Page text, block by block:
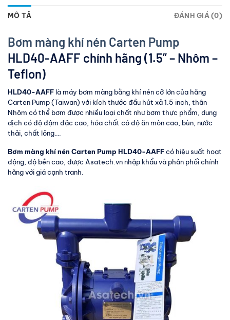
MÔ TẢ ĐÁNH GIÁ (0)
Bơm màng khí nén Carten Pump
HLD40-AAFF chính hãng (1.5” – Nhôm –
Teflon)
HLD40-AAFF là máy bơm màng bằng khí nén cỡ lớn của hãng
Carten Pump (Taiwan) với kích thước đầu hút xả 1.5 inch, thân
Nhôm có thể bơm được nhiều loại chất như bơm thực phẩm, dung
dịch có độ đậm đặc cao, hóa chất có độ ăn mòn cao, bùn, nước
thải, chất lỏng….
Bơm màng khí nén Carten Pump HLD40-AAFFcó hiệu suất hoạt
động, độ bền cao, được Asatech.vn nhập khẩu và phân phối chính
hãng với giá cạnh tranh.